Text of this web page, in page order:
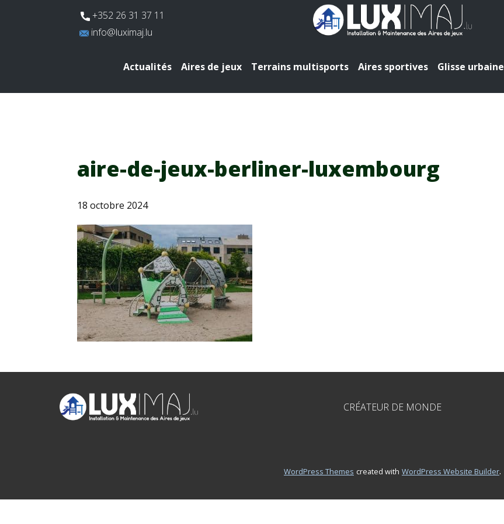
​+352 26 31 37 11
​info@luximaj.lu
Actualités Aires de jeux Terrains multisports Aires sportives Glisse urbaine
aire-de-jeux-berliner-luxembourg
18 octobre 2024
CRÉATEUR DE MONDE
WordPress Themes created with WordPress Website Builder.